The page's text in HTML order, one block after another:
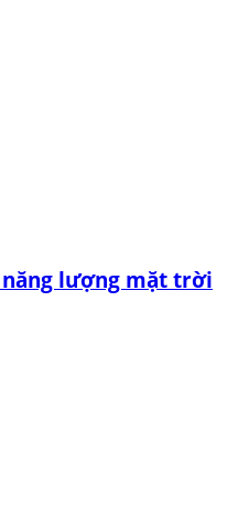
năng lượng mặt trời